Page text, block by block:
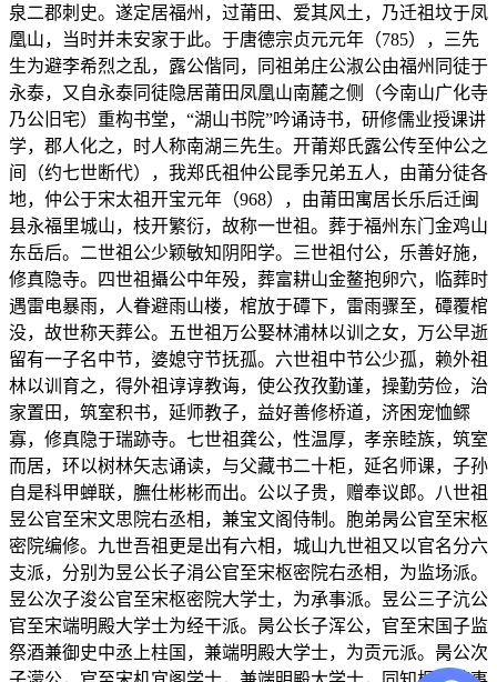
泉二郡刺史。遂定居福州，过莆田、爱其风土，乃迁祖坟于凤
凰山，当时并未安家于此。于唐德宗贞元元年（785），三先
生为避李希烈之乱，露公偕同，同祖弟庄公淑公由福州同徒于
永泰，又自永泰同徒隐居莆田凤凰山南麓之侧（今南山广化寺
乃公旧宅）重构书堂，“湖山书院”吟诵诗书，研修儒业授课讲
学，郡人化之，时人称南湖三先生。开莆郑氏露公传至仲公之
间（约七世断代），我郑氏祖仲公昆季兄弟五人，由莆分徒各
地，仲公于宋太祖开宝元年（968），由莆田寓居长乐后迁闽
县永福里城山，枝开繁衍，故称一世祖。葬于福州东门金鸡山
东岳后。二世祖公少颖敏知阴阳学。三世祖付公，乐善好施，
修真隐寺。四世祖攝公中年殁，葬富耕山金鳌抱卵穴，临葬时
遇雷电暴雨，人眷避雨山楼，棺放于磹下，雷雨骤至，磹覆棺
没，故世称天葬公。五世祖万公娶林浦林以训之女，万公早逝
留有一子名中节，婆媳守节抚孤。六世祖中节公少孤，赖外祖
林以训育之，得外祖谆谆教诲，使公孜孜勤谨，操勤劳俭，治
家置田，筑室积书，延师教子，益好善修桥道，济困宠恤鳏
寡，修真隐于瑞跡寺。七世祖龚公，性温厚，孝亲睦族，筑室
而居，环以树林矢志诵读，与父藏书二十柜，延名师课，子孙
自是科甲蝉联，膴仕彬彬而出。公以子贵，赠奉议郎。八世祖
昱公官至宋文思院右丞相，兼宝文阁侍制。胞弟昺公官至宋枢
密院编修。九世吾祖更是出有六相，城山九世祖又以官名分六
支派，分别为昱公长子涓公官至宋枢密院右丞相，为监场派。
昱公次子浚公官至宋枢密院大学士，为承事派。昱公三子沆公
官至宋端明殿大学士为经干派。昺公长子浑公，官至宋国子监
祭酒兼御史中丞上柱国，兼端明殿大学士，为贡元派。昺公次